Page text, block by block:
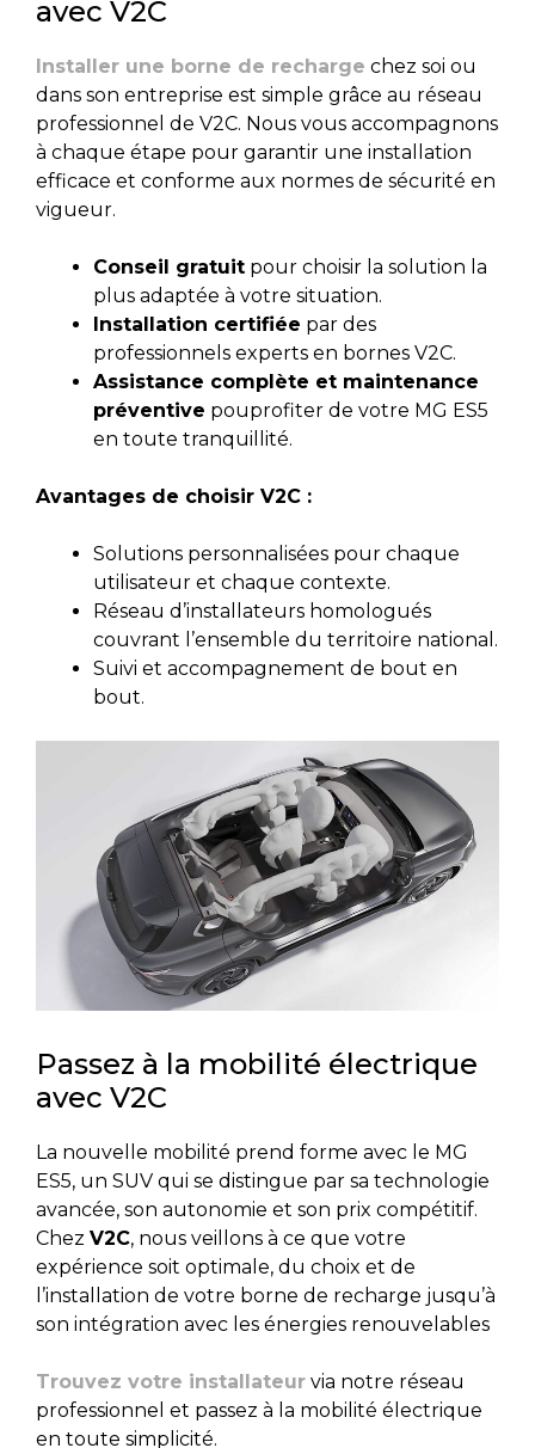
avec V2C
Installer une borne de recharge chez soi ou
dans son entreprise est simple grâce au réseau
professionnel de V2C. Nous vous accompagnons
à chaque étape pour garantir une installation
efficace et conforme aux normes de sécurité en
vigueur.
Conseil gratuit pour choisir la solution la
plus adaptée à votre situation.
Installation certifiée par des
professionnels experts en bornes V2C.
Assistance complète et maintenance
préventive pouprofiter de votre MG ES5
en toute tranquillité.
Avantages de choisir V2C :
Solutions personnalisées pour chaque
utilisateur et chaque contexte.
Réseau d’installateurs homologués
couvrant l’ensemble du territoire national.
Suivi et accompagnement de bout en
bout.
Passez à la mobilité électrique
avec V2C
La nouvelle mobilité prend forme avec le MG
ES5, un SUV qui se distingue par sa technologie
avancée, son autonomie et son prix compétitif.
Chez V2C, nous veillons à ce que votre
expérience soit optimale, du choix et de
l’installation de votre borne de recharge jusqu’à
son intégration avec les énergies renouvelables
Trouvez votre installateur via notre réseau
professionnel et passez à la mobilité électrique
en toute simplicité.